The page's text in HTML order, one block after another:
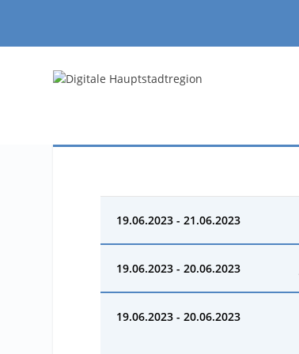
19.06.2023 - 21.06.2023
19.06.2023 - 20.06.2023
19.06.2023 - 20.06.2023